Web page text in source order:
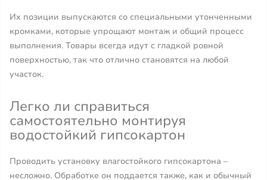
Их позиции выпускаются со специальными утонченными
кромками, которые упрощают монтаж и общий процесс
выполнения. Товары всегда идут с гладкой ровной
поверхностью, так что отлично становятся на любой
участок.
Легко ли справиться
самостоятельно монтируя
водостойкий гипсокартон
Проводить установку влагостойкого гипсокартона –
несложно. Обработке он поддается также, как и обычный